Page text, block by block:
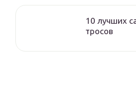
10 лучших
тросов